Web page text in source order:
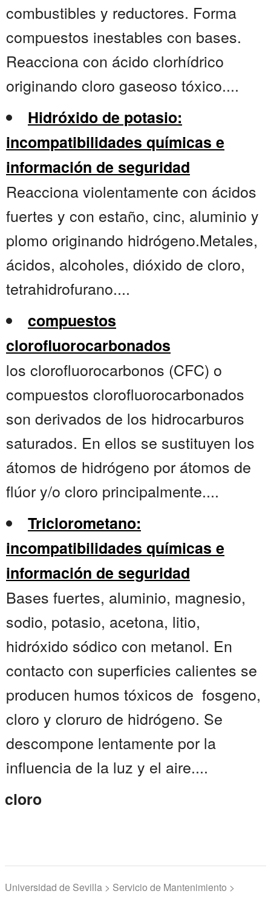
combustibles y reductores. Forma
compuestos inestables con bases.
Reacciona con ácido clorhídrico
originando cloro gaseoso tóxico....
Hidróxido de potasio:
incompatibilidades químicas e
información de seguridad
Reacciona violentamente con ácidos
fuertes y con estaño, cinc, aluminio y
plomo originando hidrógeno.Metales,
ácidos, alcoholes, dióxido de cloro,
tetrahidrofurano....
compuestos
clorofluorocarbonados
los clorofluorocarbonos (CFC) o
compuestos clorofluorocarbonados
son derivados de los hidrocarburos
saturados. En ellos se sustituyen los
átomos de hidrógeno por átomos de
flúor y/o cloro principalmente....
Triclorometano:
incompatibilidades químicas e
información de seguridad
Bases fuertes, aluminio, magnesio,
sodio, potasio, acetona, litio,
hidróxido sódico con metanol. En
contacto con superficies calientes se
producen humos tóxicos de fosgeno,
cloro y cloruro de hidrógeno. Se
descompone lentamente por la
influencia de la luz y el aire....
cloro
Universidad de Sevilla > Servicio de Mantenimiento >